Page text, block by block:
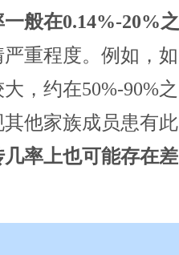
般在0.14%-20%之
重程度。例如，如
，约在50%-90%之
他家族成员患有此
率上也可能存在差